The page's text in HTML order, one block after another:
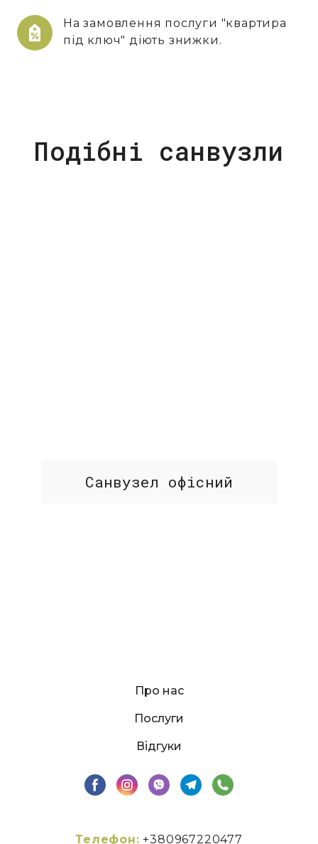
На замовлення послуги "квартира
під ключ" діють знижки.
Подібні санвузли
Санвузел офісний
Про нас
Послуги
Відгуки
Телефон: +380967220477